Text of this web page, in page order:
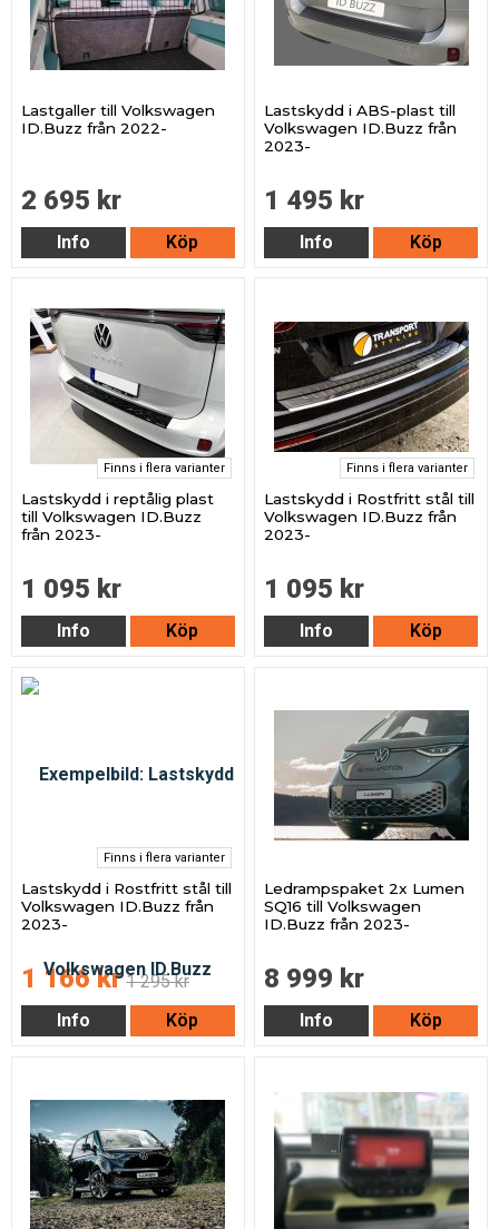
Lastgaller till Volkswagen
ID.Buzz från 2022-
2 695 kr
Info Köp
Lastskydd i ABS-plast till
Volkswagen ID.Buzz från
2023-
1 495 kr
Info Köp
Finns i flera varianter
Lastskydd i reptålig plast
till Volkswagen ID.Buzz
från 2023-
1 095 kr
Info Köp
Finns i flera varianter
Lastskydd i Rostfritt stål till
Volkswagen ID.Buzz från
2023-
1 095 kr
Info Köp
Finns i flera varianter
Lastskydd i Rostfritt stål till
Volkswagen ID.Buzz från
2023-
1 166 kr 1 295 kr
Info
Köp
Ledrampspaket 2x Lumen
SQ16 till Volkswagen
ID.Buzz från 2023-
8 999 kr
Info Köp